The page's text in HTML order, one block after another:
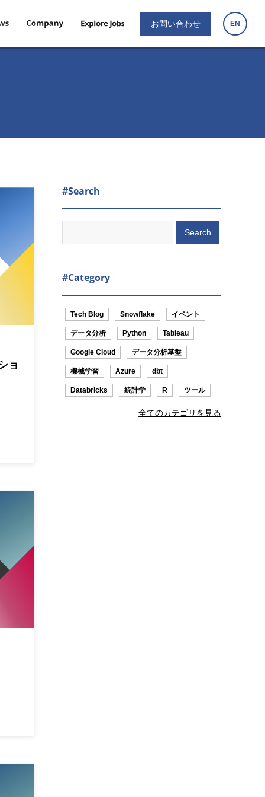
お問い合わせ EN
ョ
#Search
Search
#Category
Tech Blog Snowflake イベント
データ分析 Python Tableau
Google Cloud データ分析基盤
機械学習 Azure dbt
Databricks 統計学 R ツール
全てのカテゴリを見る